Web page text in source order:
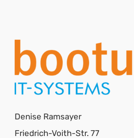
Denise Ramsayer
Friedrich-Voith-Str. 77